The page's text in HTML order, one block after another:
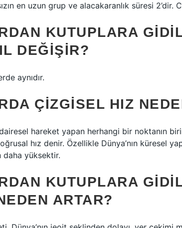
en uzun grup ve alacakaranlık süresi 2’dir.
KUTUPLARA
DEĞIŞIR?
aynıdır.
ÇIZGISEL HIZ
hareket yapan herhangi bir noktanın
hız denir. Özellikle Dünya’nın küresel
yüksektir.
KUTUPLARA
ARTAR?